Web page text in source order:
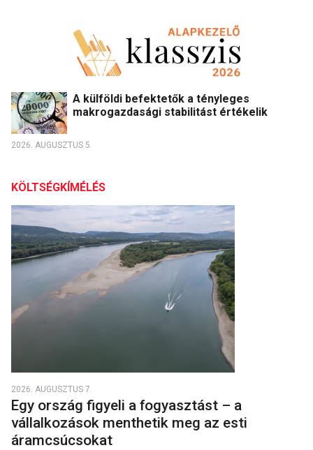
A külföldi befektetők a tényleges
makrogazdasági stabilitást értékelik
2026. AUGUSZTUS 5.
KÖLTSÉGKÍMÉLÉS
2026. AUGUSZTUS 7.
Egy ország figyeli a fogyasztást – a
vállalkozások menthetik meg az esti
áramcsúcsokat